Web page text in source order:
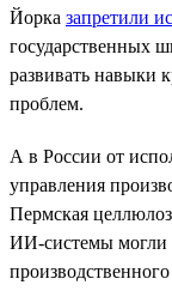
Йорка запретили
государственных
развивать навыки
проблем.
А в России от
управления
Пермская
ИИ-системы могли